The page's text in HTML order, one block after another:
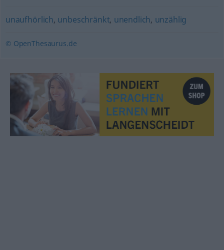
unaufhörlich, unbeschränkt, unendlich, unzählig
© OpenThesaurus.de